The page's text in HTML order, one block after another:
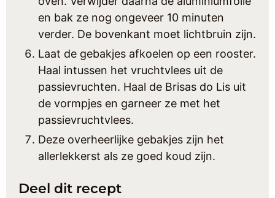
en bak ze nog ongeveer 10 minuten
verder. De bovenkant moet lichtbruin zijn.
Laat de gebakjes afkoelen op een rooster.
Haal intussen het vruchtvlees uit de
passievruchten. Haal de Brisas do Lis uit
de vormpjes en garneer ze met het
passievruchtvlees.
Deze overheerlijke gebakjes zijn het
allerlekkerst als ze goed koud zijn.
Deel dit recept